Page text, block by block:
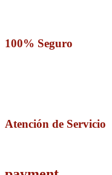
100% Seguro
Atención de Servicio